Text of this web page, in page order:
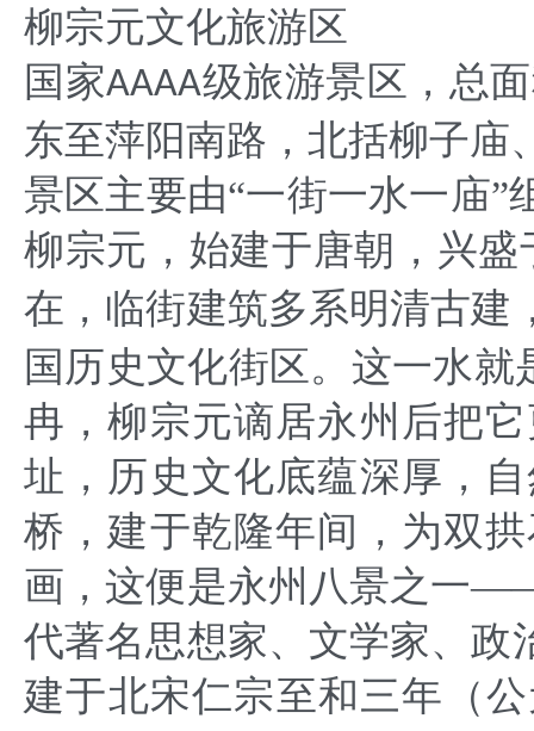
柳宗元文化旅游区
国家AAAA级旅游景区，总
东至萍阳南路，北括柳子庙
景区主要由“一街一水一庙”
柳宗元，始建于唐朝，兴盛
在，临街建筑多系明清古建
国历史文化街区。这一水就
冉，柳宗元谪居永州后把
址，历史文化底蕴深厚，
桥，建于乾隆年间，为双
画，这便是永州八景之一
代著名思想家、文学家、
建于北宋仁宗至和三年（